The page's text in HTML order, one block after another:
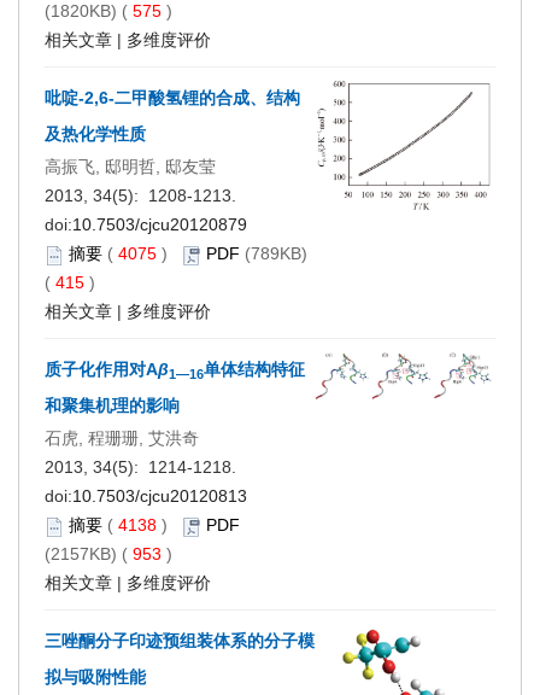
(1820KB) ( 575 )
相关文章 | 多维度评价
吡啶-2,6-二甲酸氢锂的合成、结构
及热化学性质
高振飞, 邸明哲, 邸友莹
2013, 34(5): 1208-1213.
doi:10.7503/cjcu20120879
摘要 ( 4075 ) PDF (789KB)
( 415 )
相关文章 | 多维度评价
质子化作用对Aβ1—16单体结构特征
和聚集机理的影响
石虎, 程珊珊, 艾洪奇
2013, 34(5): 1214-1218.
doi:10.7503/cjcu20120813
摘要 ( 4138 )
PDF
(2157KB) ( 953 )
相关文章 | 多维度评价
三唑酮分子印迹预组装体系的分子模
拟与吸附性能